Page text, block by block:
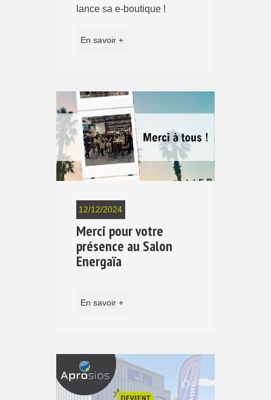
lance sa e-boutique !
En savoir +
12/12/2024
Merci pour votre
présence au Salon
Energaïa
En savoir +